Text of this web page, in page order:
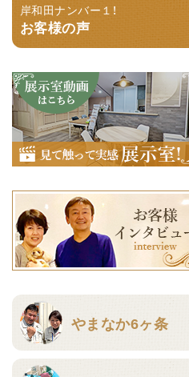
岸和田ナンバー１！
お客様の声
やまなか6ヶ条